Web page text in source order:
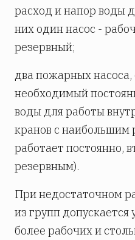
расход и напор воды
них один насос -
резервный;
два пожарных
необходимый
воды для работы
кранов с наибольшим
работает постоянно,
резервным).
При недостаточном
из групп допускается
более рабочих и